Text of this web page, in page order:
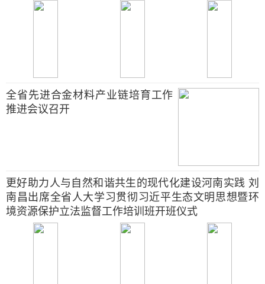
全省先进合金材料产业链培育工作
推进会议召开
更好助力人与自然和谐共生的现代化建设河南实践 刘
南昌出席全省人大学习贯彻习近平生态文明思想暨环
境资源保护立法监督工作培训班开班仪式